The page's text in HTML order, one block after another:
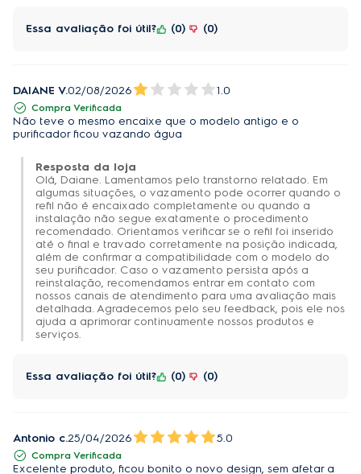
Essa avaliação foi útil? 0 0
DAIANE V.02/08/2026 1.0
Compra Verificada
Não teve o mesmo encaixe que o modelo antigo e o
purificador ficou vazando água
Resposta da loja
Olá, Daiane. Lamentamos pelo transtorno relatado. Em
algumas situações, o vazamento pode ocorrer quando o
refil não é encaixado completamente ou quando a
instalação não segue exatamente o procedimento
recomendado. Orientamos verificar se o refil foi inserido
até o final e travado corretamente na posição indicada,
além de confirmar a compatibilidade com o modelo do
seu purificador. Caso o vazamento persista após a
reinstalação, recomendamos entrar em contato com
nossos canais de atendimento para uma avaliação mais
detalhada. Agradecemos pelo seu feedback, pois ele nos
ajuda a aprimorar continuamente nossos produtos e
serviços.
Essa avaliação foi útil? 0 0
Antonio c.25/04/2026 5.0
Compra Verificada
Excelente produto, ficou bonito o novo design, sem afetar a